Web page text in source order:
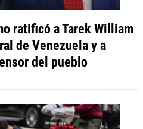
ratificó a Tarek William
de Venezuela y a
del pueblo